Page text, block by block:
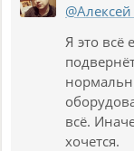
Я это всё
всё.
хочется.